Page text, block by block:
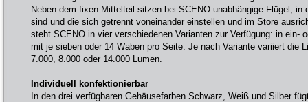
Neben dem fixen Mittelteil sitzen bei SCENO unabhängige Flügel, in
sind und die sich getrennt voneinander einstellen und im Store
steht SCENO in vier verschiedenen Varianten zur Verfügung: in ein-
mit je sieben oder 14 Waben pro Seite. Je nach Variante variiert die
7.000, 8.000 oder 14.000 Lumen.
Individuell konfektionierbar
In den drei verfügbaren Gehäusefarben Schwarz, Weiß und Silber